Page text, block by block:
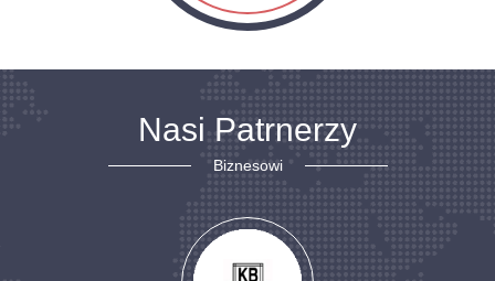
Nasi Patrnerzy
Biznesowi